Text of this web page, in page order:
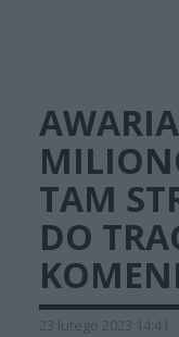
TAM
DO
23 lutego 2023 14:41